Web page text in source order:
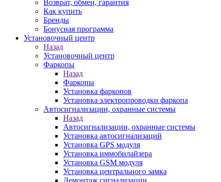
Возврат, обмен, гарантия
Как купить
Бренды
Бонусная программа
Установочный центр
Назад
Установочный центр
Фаркопы
Назад
Фаркопы
Установка фаркопов
Установка электропроводки фаркопа
Автосигнализации, охранные системы
Назад
Автосигнализации, охранные системы
Установка автосигнализаций
Установка GPS модуля
Установка иммобилайзера
Установка GSM модуля
Установка центрального замка
Демонтаж сигнализации